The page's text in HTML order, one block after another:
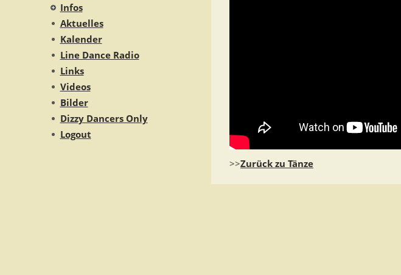
Infos
Aktuelles
Kalender
Line Dance Radio
Links
Videos
Bilder
Dizzy Dancers Only
Logout
>>Zurück zu Tänze